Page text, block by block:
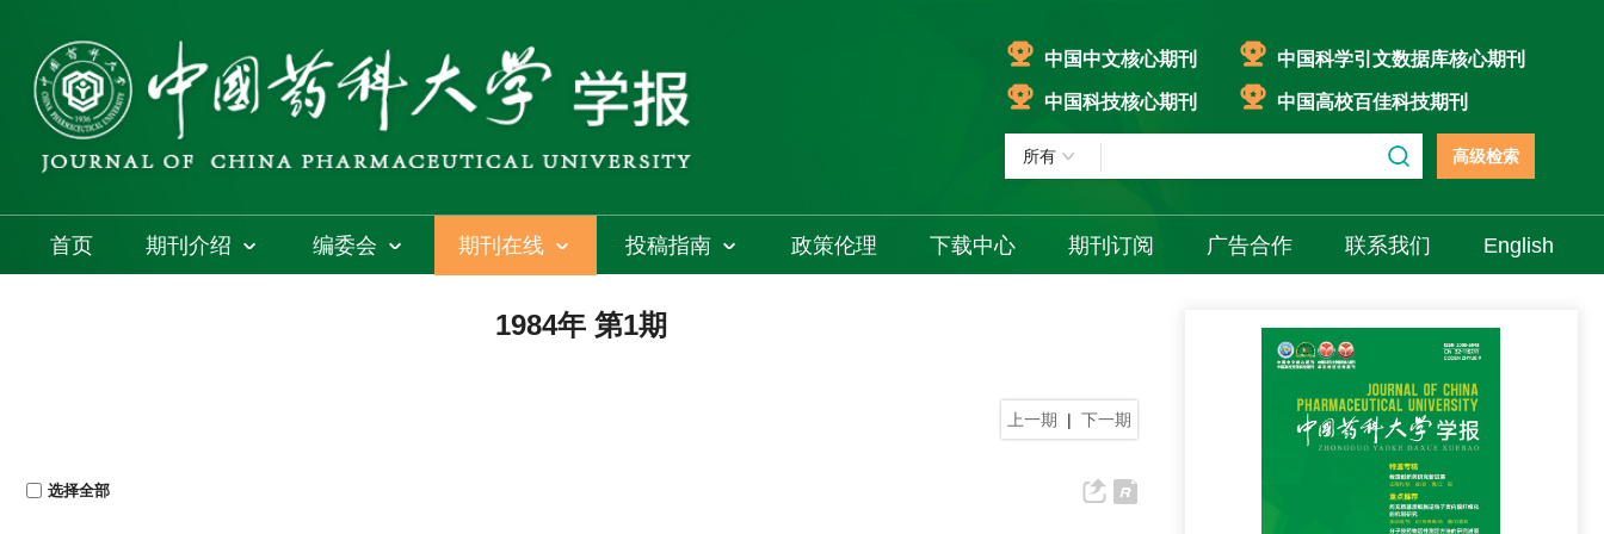
中国中文核心期刊 中国科学引文数据库核心期刊
中国科技核心期刊 中国高校百佳科技期刊
高级检索
首页 期刊介绍 编委会 期刊在线 投稿指南 政策伦理 下载中心 期刊订阅 广告合作 联系我们 English
1984年 第1期
上一期 | 下一期
选择全部